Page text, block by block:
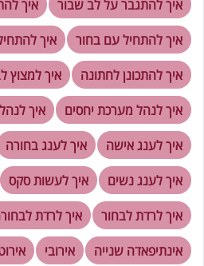
איך להתגבר על לב שבור
איך
איך להתחיל עם בחור
איך
איך להתכונן לחתונה
איך למצוץ
איך לנהל מערכת יחסים
איך
איך לענג אישה
איך לענג בחורה
איך לענג נשים
איך לעשות סקס
איך לרדת לבחור
איך לרדת
אינתיפאדה שנייה
אירובי